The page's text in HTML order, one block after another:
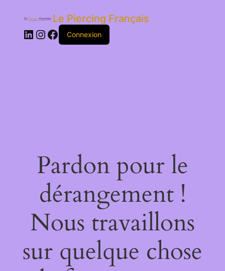
Le Piercing Français
LinkedIn
Instagram
Facebook
Connexion
Pardon pour le
dérangement !
Nous travaillons
sur quelque chose